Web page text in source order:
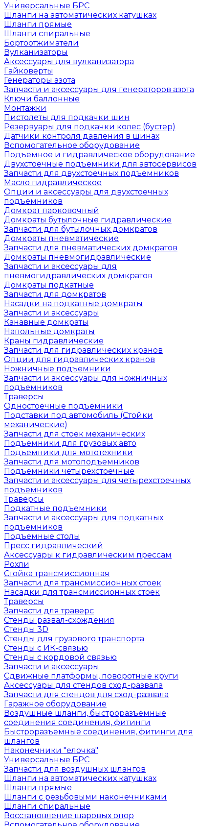
Универсальные БРС
Шланги на автоматических катушках
Шланги прямые
Шланги спиральные
Бортоотжиматели
Вулканизаторы
Аксессуары для вулканизатора
Гайковерты
Генераторы азота
Запчасти и аксессуары для генераторов азота
Ключи баллонные
Монтажки
Пистолеты для подкачки шин
Резервуары для подкачки колес (бустер)
Датчики контроля давления в шинах
Вспомогательное оборудование
Подъемное и гидравлическое оборудование
Двухстоечные подъемники для автосервисов
Запчасти для двухстоечных подъемников
Масло гидравлическое
Опции и аксессуары для двухстоечных
подъемников
Домкрат парковочный
Домкраты бутылочные гидравлические
Запчасти для бутылочных домкратов
Домкраты пневматические
Запчасти для пневматических домкратов
Домкраты пневмогидравлические
Запчасти и аксессуары для
пневмогидравлических домкратов
Домкраты подкатные
Запчасти для домкратов
Насадки на подкатные домкраты
Запчасти и аксессуары
Канавные домкраты
Напольные домкраты
Краны гидравлические
Запчасти для гидравлических кранов
Опции для гидравлических кранов
Ножничные подъемники
Запчасти и аксессуары для ножничных
подъемников
Траверсы
Одностоечные подъемники
Подставки под автомобиль (Стойки
механические)
Запчасти для стоек механических
Подъемники для грузовых авто
Подъемники для мототехники
Запчасти для мотоподъемников
Подъемники четырехстоечные
Запчасти и аксессуары для четырехстоечных
подъемников
Траверсы
Подкатные подъемники
Запчасти и аксессуары для подкатных
подъемников
Подъемные столы
Пресс гидравлический
Аксессуары к гидравлическим прессам
Рохли
Стойка трансмиссионная
Запчасти для трансмиссионных стоек
Насадки для трансмиссионных стоек
Траверсы
Запчасти для траверс
Стенды развал-схождения
Стенды 3D
Стенды для грузового транспорта
Стенды с ИК-связью
Стенды с кордовой связью
Запчасти и аксессуары
Сдвижные платформы, поворотные круги
Аксессуары для стендов сход-развала
Запчасти для стендов для сход-развала
Гаражное оборудование
Воздушные шланги, быстроразъемные
соединения соединения, фитинги
Быстроразъемные соединения, фитинги для
шлангов
Наконечники "елочка"
Универсальные БРС
Запчасти для воздушных шлангов
Шланги на автоматических катушках
Шланги прямые
Шланги с резьбовыми наконечниками
Шланги спиральные
Восстановление шаровых опор